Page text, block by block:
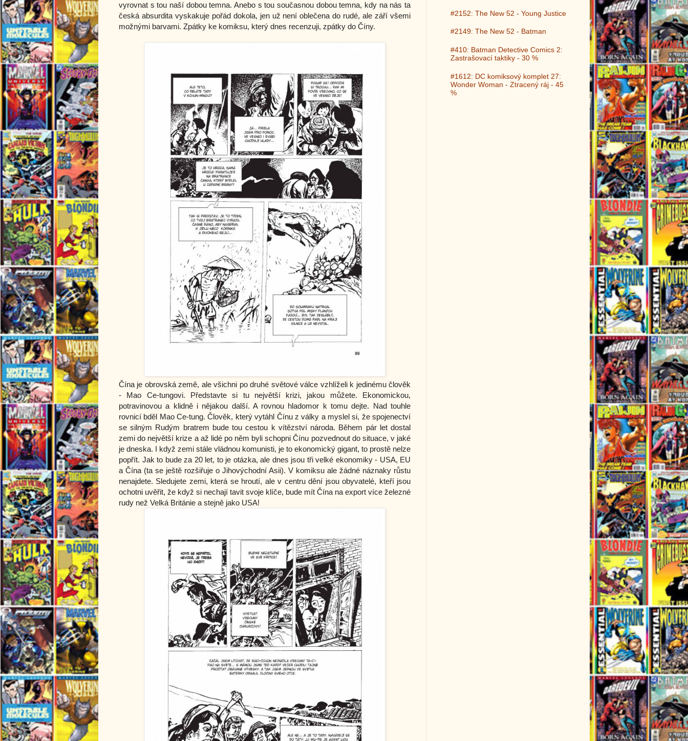
vyrovnat s tou naší dobou temna. Anebo s tou současnou dobou temna, kdy na nás ta
česká absurdita vyskakuje pořád dokola, jen už není oblečena do rudé, ale září všemi
možnými barvami. Zpátky ke komiksu, který dnes recenzuji, zpátky do Číny.
Čína je obrovská země, ale všichni po druhé světové válce vzhlíželi k jedinému člověk
- Mao Ce-tungovi. Představte si tu největší krizi, jakou můžete. Ekonomickou,
potravinovou a klidně i nějakou další. A rovnou hladomor k tomu dejte. Nad touhle
rovnicí bděl Mao Ce-tung. Člověk, který vytáhl Čínu z války a myslel si, že spojenectví
se silným Rudým bratrem bude tou cestou k vítězství národa. Během pár let dostal
zemi do největší krize a až lidé po něm byli schopni Čínu pozvednout do situace, v jaké
je dneska. I když zemi stále vládnou komunisti, je to ekonomický gigant, to prostě nelze
popřít. Jak to bude za 20 let, to je otázka, ale dnes jsou tři velké ekonomiky - USA, EU
a Čína (ta se ještě rozšiřuje o Jihovýchodní Asii). V komiksu ale žádné náznaky růstu
nenajdete. Sledujete zemi, která se hroutí, ale v centru dění jsou obyvatelé, kteří jsou
ochotni uvěřit, že když si nechají tavit svoje klíče, bude mít Čína na export více železné
rudy než Velká Británie a stejně jako USA!
#2152: The New 52 - Young Justice
#2149: The New 52 - Batman
#410: Batman Detective Comics 2:
Zastrašovací taktiky - 30 %
#1612: DC komiksový komplet 27:
Wonder Woman - Ztracený ráj - 45
%